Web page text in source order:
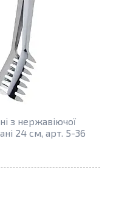
з нержавіючої
24 см, арт. 5-36